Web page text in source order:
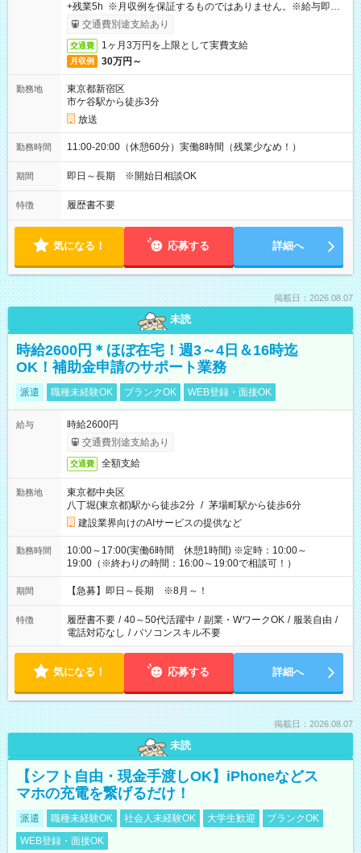
+残業5h ※月収例を保証するものではありません。※給与即受
取りサービス利用可（利用条件有）
交通費別途支給あり
交通費 1ヶ月3万円を上限として実費支給
月収例 30万円～
勤務地
東京都新宿区
市ケ谷駅から徒歩3分
放送
勤務時間 11:00-20:00（休憩60分）実働8時間（残業少なめ！）
期間 即日～長期 ※開始日相談OK
特徴 履歴書不要
気になる！ 応募する 詳細へ
掲載日：2026.08.07
未読
時給2600円＊ほぼ在宅！週3～4日＆16時迄
OK！補助金申請のサポート業務
派遣 職種未経験OK ブランクOK WEB登録・面接OK
給与
時給2600円
交通費別途支給あり
交通費 全額支給
勤務地
東京都中央区
八丁堀(東京都)駅から徒歩2分 / 茅場町駅から徒歩6分
建設業界向けのAIサービスの提供など
勤務時間
10:00～17:00(実働6時間 休憩1時間) ※定時：10:00～
19:00（※終わりの時間：16:00～19:00で相談可！）
期間 【急募】即日～長期 ※8月～！
特徴 履歴書不要 / 40～50代活躍中 / 副業・WワークOK / 服装自由 /
電話対応なし / パソコンスキル不要
気になる！ 応募する 詳細へ
掲載日：2026.08.07
未読
【シフト自由・現金手渡しOK】iPhoneなどス
マホの充電を繋げるだけ！
派遣 職種未経験OK 社会人未経験OK 大学生歓迎
ブランクOK
WEB登録・面接OK